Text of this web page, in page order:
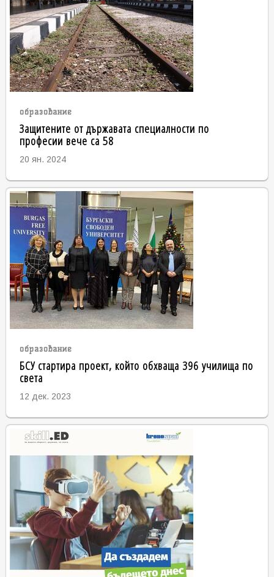
образование
Защитените от държавата специалности по
професии вече са 58
20 ян. 2024
образование
БСУ стартира проект, който обхваща 396 училища по
света
12 дек. 2023